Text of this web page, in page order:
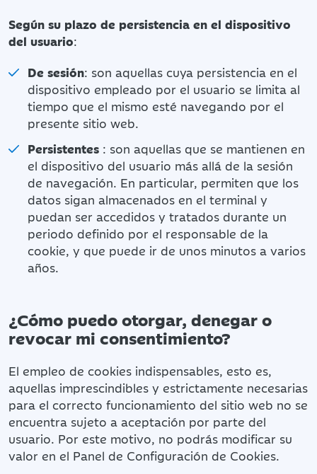
Según su plazo de persistencia en el dispositivo
del usuario:
De sesión: son aquellas cuya persistencia en el
dispositivo empleado por el usuario se limita al
tiempo que el mismo esté navegando por el
presente sitio web.
Persistentes : son aquellas que se mantienen en
el dispositivo del usuario más allá de la sesión
de navegación. En particular, permiten que los
datos sigan almacenados en el terminal y
puedan ser accedidos y tratados durante un
periodo definido por el responsable de la
cookie, y que puede ir de unos minutos a varios
años.
¿Cómo puedo otorgar, denegar o
revocar mi consentimiento?
El empleo de cookies indispensables, esto es,
aquellas imprescindibles y estrictamente necesarias
para el correcto funcionamiento del sitio web no se
encuentra sujeto a aceptación por parte del
usuario. Por este motivo, no podrás modificar su
valor en el Panel de Configuración de Cookies.